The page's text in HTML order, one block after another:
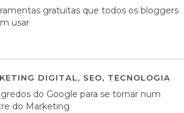
gratuitas que todos os bloggers
usar
DIGITAL, SEO, TECNOLOGIA
do Google para se tornar num
do Marketing